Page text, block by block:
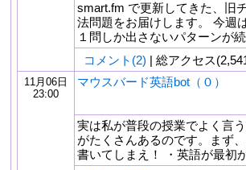
smart.fm で更新してきた、旧
法問題をお届けします。 今週
１問しか出さないパターンが
コメント(2) | 総アクセス
11月06日
23:00
マウスバード英語bot（０）
実は私が普段の授業でよく言
がたくさんあるのです。まず
書いてしまえ！ ・英語が最初